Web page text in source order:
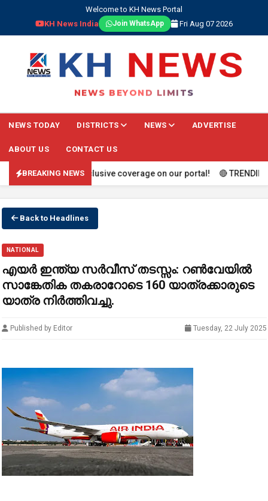
Welcome to KH News Portal
KH News India
Join WhatsApp Fri Aug 07 2026
NEWS BEYOND LIMITS
NEWS TODAY DISTRICTS NEWS ADVERTISE
ABOUT US CONTACT US
BREAKING NEWS
scores, and exclusive coverage on our portal! 🔴 TRENDING:
Back to Headlines
NATIONAL
എയർ ഇന്ത്യ സർവീസ് തടസ്സം: റൺവേയിൽ
സാങ്കേതിക തകരാറോടെ 160 യാത്രക്കാരുടെ
യാത്ര നിര്‍ത്തിവച്ചു.
Published by Editor Tuesday, 22 July 2025